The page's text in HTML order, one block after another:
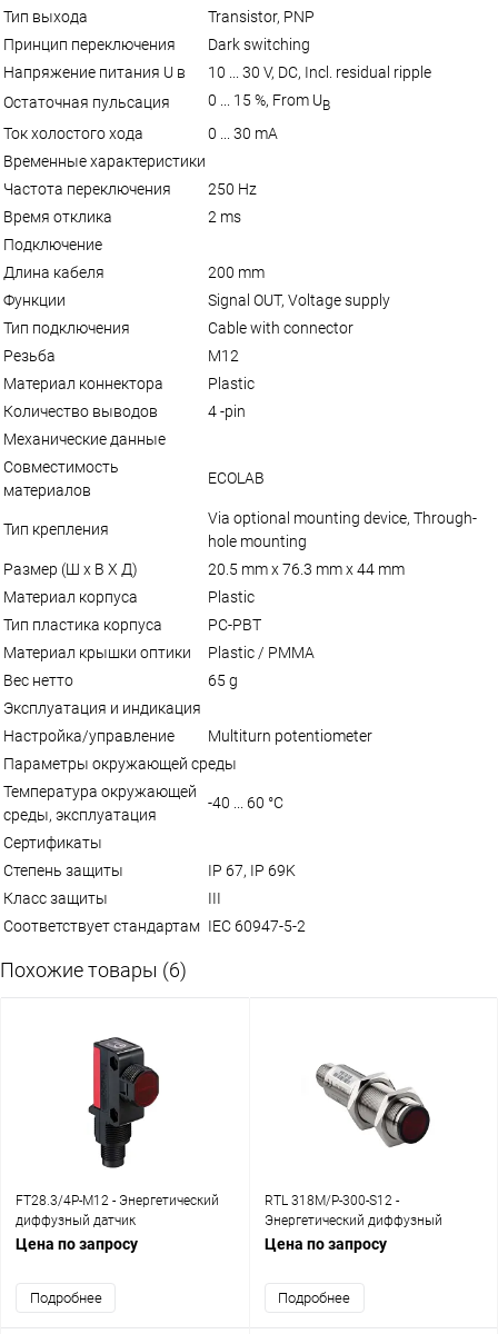
Тип выхода
Transistor, PNP
Принцип переключения
Dark switching
Напряжение питания U в
10 ... 30 V, DC, Incl. residual ripple
Остаточная пульсация
0 ... 15 %, From UB
Ток холостого хода
0 ... 30 mA
Временные характеристики
Частота переключения
250 Hz
Время отклика
2 ms
Подключение
Длина кабеля
200 mm
Функции
Signal OUT, Voltage supply
Тип подключения
Cable with connector
Резьба
M12
Материал коннектора
Plastic
Количество выводов
4 -pin
Механические данные
Совместимость
материалов
ECOLAB
Тип крепления
Via optional mounting device, Through-
hole mounting
Размер (Ш x В X Д)
20.5 mm x 76.3 mm x 44 mm
Материал корпуса
Plastic
Тип пластика корпуса
PC-PBT
Материал крышки оптики
Plastic / PMMA
Вес нетто
65 g
Эксплуатация и индикация
Настройка/управление
Multiturn potentiometer
Параметры окружающей среды
Температура окружающей
среды, эксплуатация
-40 ... 60 °C
Сертификаты
Степень защиты
IP 67, IP 69K
Класс защиты
III
Соответствует стандартам IEC 60947-5-2
Похожие товары (6)
FT28.3/4P-M12 - Энергетический
диффузный датчик
Цена по запросу
Подробнее
RTL 318M/P-300-S12 -
Энергетический диффузный
датчик
Цена по запросу
Подробнее